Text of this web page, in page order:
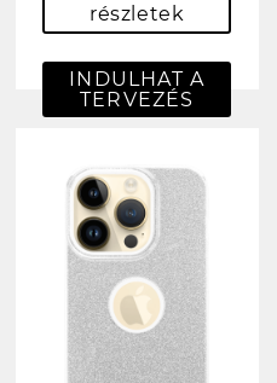
részletek
INDULHAT A
TERVEZÉS